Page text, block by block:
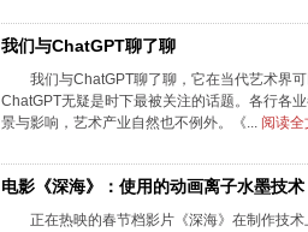
我们与ChatGPT聊了聊
我们与ChatGPT聊了聊，它在当代艺术界
ChatGPT无疑是时下最被关注的话题。各行各
景与影响，艺术产业自然也不例外。《... 阅读全
电影《深海》：使用的动画离子水墨技术
正在热映的春节档影片《深海》在制作技